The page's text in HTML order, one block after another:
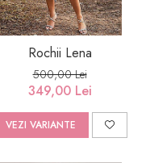
Rochii Lena
500,00 Lei
349,00 Lei
VEZI VARIANTE